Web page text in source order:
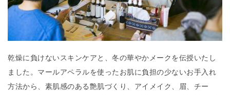
乾燥に負けないスキンケアと、冬の華やかメークを伝授いたし
ました。マールアペラルを使ったお肌に負担の少ないお手入れ
方法から、素肌感のある艶肌づくり、アイメイク、眉、チー